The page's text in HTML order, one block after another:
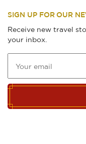
SIGN UP FOR OUR
Receive new travel
your inbox.